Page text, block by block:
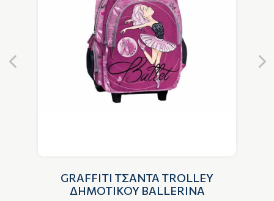
GRAFFITI ΤΣΑΝΤΑ TROLLEY
ΔΗΜΟΤΙΚΟΥ BALLERINA